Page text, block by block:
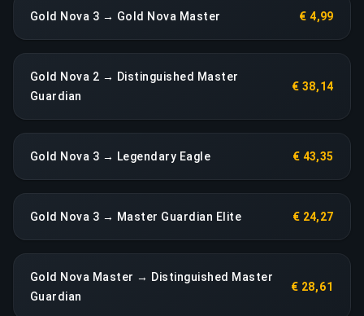
Gold Nova 3 → Gold Nova Master € 4,99
Gold Nova 2 → Distinguished Master
Guardian
€ 38,14
Gold Nova 3 → Legendary Eagle € 43,35
Gold Nova 3 → Master Guardian Elite € 24,27
Gold Nova Master → Distinguished Master
Guardian
€ 28,61